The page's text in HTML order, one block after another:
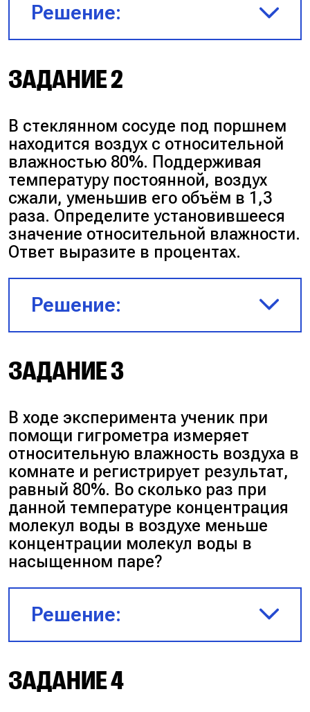
Решение:
$p_{\text{н}} = 1400$ Па
Запишем формулу
относительной влажности:
$\varphi = \frac{p}{p_{\text{н}}} =
\frac{1120}{1400} = 0{,}8 = 80\%$
Ответ:80%.
ЗАДАНИЕ 2
В стеклянном сосуде под поршнем
находится воздух с относительной
влажностью 80%. Поддерживая
температуру постоянной, воздух
сжали, уменьшив его объём в 1,3
раза. Определите установившееся
значение относительной влажности.
Ответ выразите в процентах.
Решение:
$\varphi_1 = 80\%$
постоянна, то давление и
плотность насыщенного пара
также постоянны.
$↑_{\text{в }1{,}3} \rho= \frac{m}
{V↓_{\text{в }1{,}3}}$ — так как
объём уменьшили в 1,3 раза, то
плотность увеличилась в 1,3
$\varphi↑_{\text{в 1{,}3}} = \frac
{\rho↑_{\text{в 1{,}3}}}{\rho_н}$
$\varphi_2 = 1{,}3 \cdot
ЗАДАНИЕ 3
В ходе эксперимента ученик при
помощи гигрометра измеряет
относительную влажность воздуха в
комнате и регистрирует результат,
равный 80%. Во сколько раз при
данной температуре концентрация
молекул воды в воздухе меньше
концентрации молекул воды в
насыщенном паре?
Решение:
Запишем формулу
относительной влажности:
ЗАДАНИЕ 4